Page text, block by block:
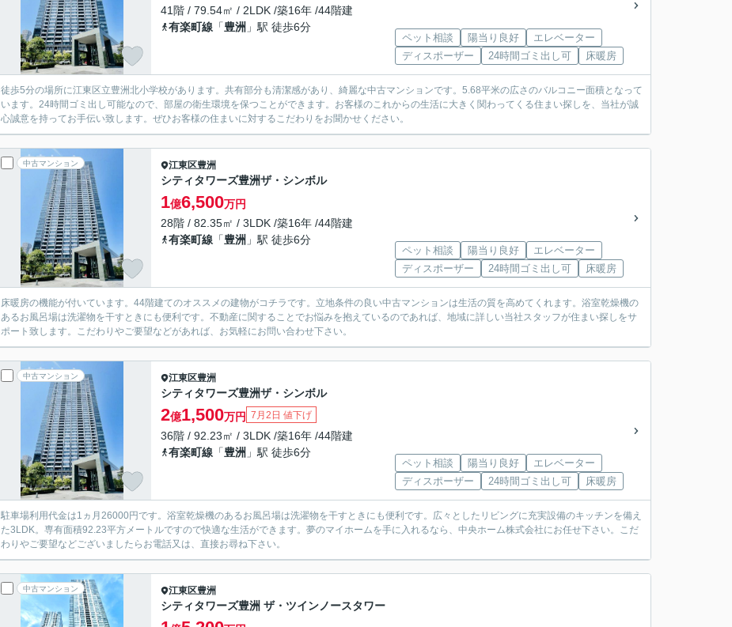
41階 / 79.54㎡ / 2LDK /築16年 /44階建
有楽町線 「豊洲 」駅 徒歩6分
ペット相談 陽当り良好
エレベーター
ディスポーザー
24時間ゴミ出し可 床暖房
徒歩5分の場所に江東区立豊洲北小学校があります。共有部分も清潔感があり、綺麗な中古マンションです。5.68平米の広さのバルコニー面積となって
います。24時間ゴミ出し可能なので、部屋の衛生環境を保つことができます。お客様のこれからの生活に大きく関わってくる住まい探しを、当社が誠
心誠意を持ってお手伝い致します。ぜひお客様の住まいに対するこだわりをお聞かせください。
中古マンション 江東区豊洲
シティタワーズ豊洲ザ・シンボル
1億6,500万円
28階 / 82.35㎡ / 3LDK /築16年 /44階建
有楽町線 「豊洲 」駅 徒歩6分
ペット相談 陽当り良好
エレベーター
ディスポーザー
24時間ゴミ出し可 床暖房
床暖房の機能が付いています。44階建てのオススメの建物がコチラです。立地条件の良い中古マンションは生活の質を高めてくれます。浴室乾燥機の
あるお風呂場は洗濯物を干すときにも便利です。不動産に関することでお悩みを抱えているのであれば、地域に詳しい当社スタッフが住まい探しをサ
ポート致します。こだわりやご要望などがあれば、お気軽にお問い合わせ下さい。
中古マンション 江東区豊洲
シティタワーズ豊洲ザ・シンボル
2億1,500万円 7月2日 値下げ
36階 / 92.23㎡ / 3LDK /築16年 /44階建
有楽町線 「豊洲 」駅 徒歩6分
ペット相談 陽当り良好
エレベーター
ディスポーザー
24時間ゴミ出し可 床暖房
駐車場利用代金は1ヵ月26000円です。浴室乾燥機のあるお風呂場は洗濯物を干すときにも便利です。広々としたリビングに充実設備のキッチンを備え
た3LDK。専有面積92.23平方メートルですので快適な生活ができます。夢のマイホームを手に入れるなら、中央ホーム株式会社にお任せ下さい。こだ
わりやご要望などございましたらお電話又は、直接お尋ね下さい。
中古マンション 江東区豊洲
シティタワーズ豊洲 ザ・ツインノースタワー